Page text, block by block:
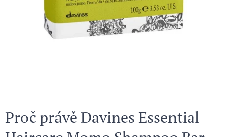
Proč právě Davines Essential